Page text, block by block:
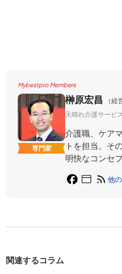
Mybestpro Members
専門家
榊原宏昌
（
天晴れ介護サービ
介護職、ケア
トを担当。そ
明快なコンセ
他
関連するコラム